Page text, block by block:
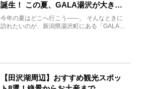
誕生！ この夏、GALA湯沢が大きく
生まれ変わる
今年の夏はどこへ行こう――。 そんなときに
訪れたいのが、新潟県湯沢町にある「GALA湯
【田沢湖周辺】おすすめ観光スポッ